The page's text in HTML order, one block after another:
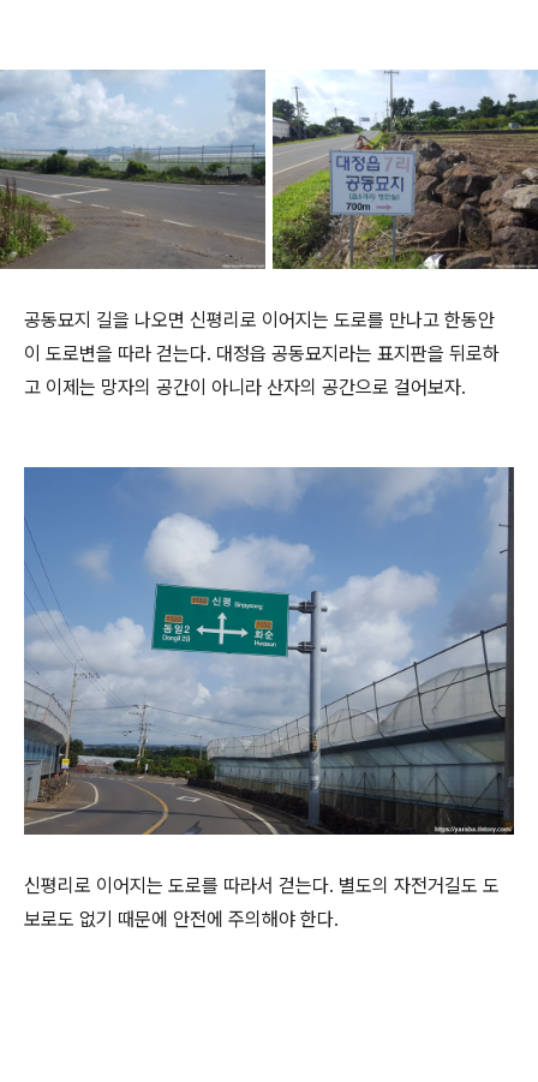
공동묘지 길을 나오면 신평리로 이어지는 도로를 만나고 한동안
이 도로변을 따라 걷는다. 대정읍 공동묘지라는 표지판을 뒤로하
고 이제는 망자의 공간이 아니라 산자의 공간으로 걸어보자.
신평리로 이어지는 도로를 따라서 걷는다. 별도의 자전거길도 도
보로도 없기 때문에 안전에 주의해야 한다.